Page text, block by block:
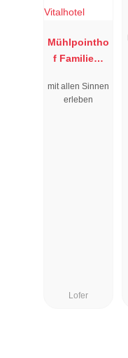
Mühlpointho
f Familien-
mit allen Sinnen
erleben
Lofer